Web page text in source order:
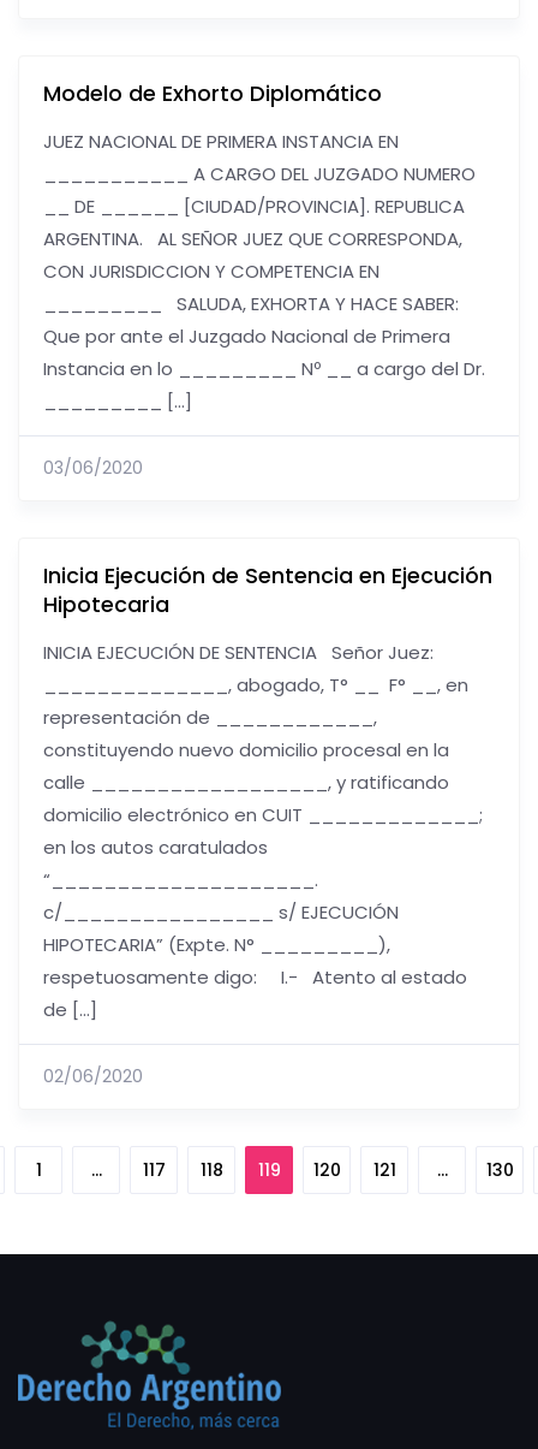
Modelo de Exhorto Diplomático
JUEZ NACIONAL DE PRIMERA INSTANCIA EN
___________ A CARGO DEL JUZGADO NUMERO
__ DE ______ [CIUDAD/PROVINCIA]. REPUBLICA
ARGENTINA. AL SEÑOR JUEZ QUE CORRESPONDA,
CON JURISDICCION Y COMPETENCIA EN
_________ SALUDA, EXHORTA Y HACE SABER:
Que por ante el Juzgado Nacional de Primera
Instancia en lo _________ Nº __ a cargo del Dr.
_________ […]
03/06/2020
Inicia Ejecución de Sentencia en Ejecución
Hipotecaria
INICIA EJECUCIÓN DE SENTENCIA Señor Juez:
______________, abogado, T° __ F° __, en
representación de ____________,
constituyendo nuevo domicilio procesal en la
calle __________________, y ratificando
domicilio electrónico en CUIT _____________;
en los autos caratulados
“____________________.
c/________________ s/ EJECUCIÓN
HIPOTECARIA” (Expte. N° _________),
respetuosamente digo: I.- Atento al estado
de […]
02/06/2020
1 … 117 118 119 120 121 … 130